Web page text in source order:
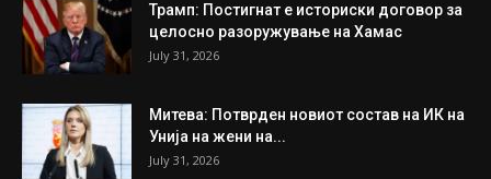
Трамп: Постигнат е историски договор за
целосно разоружување на Хамас
July 31, 2026
Митева: Потврден новиот состав на ИК на
Унија на жени на...
July 31, 2026